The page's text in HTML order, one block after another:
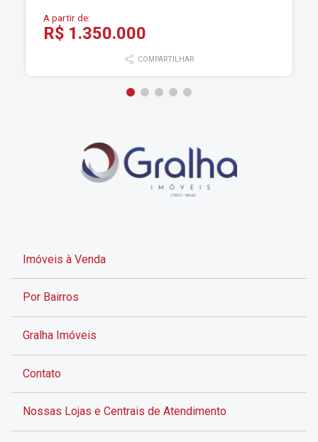
A partir de:
R$ 1.350.000
COMPARTILHAR
Imóveis à Venda
Por Bairros
Gralha Imóveis
Contato
Nossas Lojas e Centrais de Atendimento